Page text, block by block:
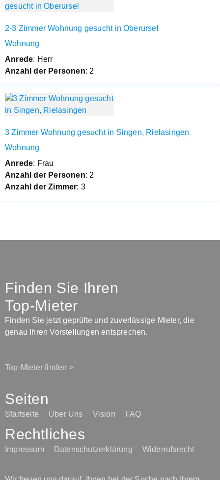
2-3 Zimmer Wohnung gesucht in Oberursel
Wohnung
Anrede: Herr
Anzahl der Personen: 2
3 Zimmer Wohnung gesucht in Singen, Rielasingen
Wohnung
Anrede: Frau
Anzahl der Personen: 2
Anzahl der Zimmer: 3
Finden Sie Ihren
Top-Mieter
Finden Sie jetzt geprüfte und zuverlässige Mieter, die
genau Ihren Vorstellungen entsprechen.
Top-Mieter finden >
Seiten
Startseite Über Uns Vision FAQ
Rechtliches
Impressum Datenschutzerklärung Widerrufsrecht